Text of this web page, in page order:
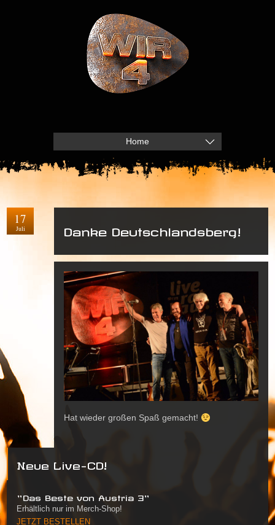
Home
17
Juli Danke Deutschlandsberg!
Hat wieder großen Spaß gemacht!
Neue Live-CD!
"Das Beste von Austria 3"
Erhältlich nur im Merch-Shop!
JETZT BESTELLEN